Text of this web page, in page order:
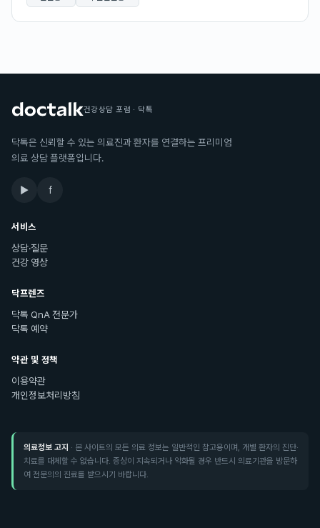
건강상담 포럼 · 닥톡
닥톡은 신뢰할 수 있는 의료진과 환자를 연결하는 프리미엄
의료 상담 플랫폼입니다.
▶ f
서비스
상담·질문
건강 영상
닥프렌즈
닥톡 QnA 전문가
닥톡 예약
약관 및 정책
이용약관
개인정보처리방침
의료정보 고지 · 본 사이트의 모든 의료 정보는 일반적인 참고용이며, 개별 환자의 진단·
치료를 대체할 수 없습니다. 증상이 지속되거나 악화될 경우 반드시 의료기관을 방문하
여 전문의의 진료를 받으시기 바랍니다.